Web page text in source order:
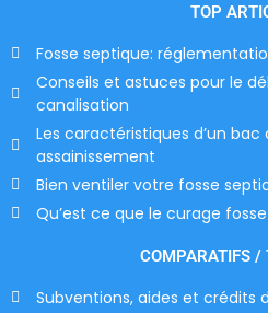
TOP
Fosse septique:
Conseils et astuces pour le
canalisation
Les caractéristiques d’un bac
assainissement
Bien ventiler votre fosse
Qu’est ce que le curage
COMPARATIFS /
Subventions, aides et crédits